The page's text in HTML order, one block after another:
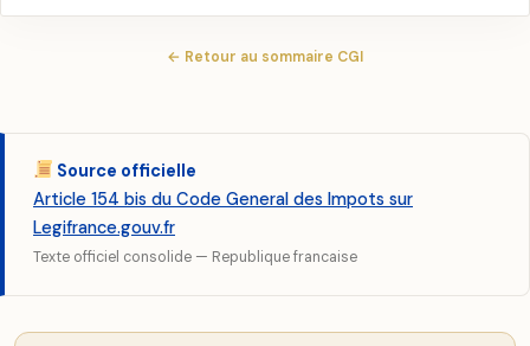
← Retour au sommaire CGI
Source officielle
Article 154 bis du Code General des Impots sur
Legifrance.gouv.fr
Texte officiel consolide — Republique francaise